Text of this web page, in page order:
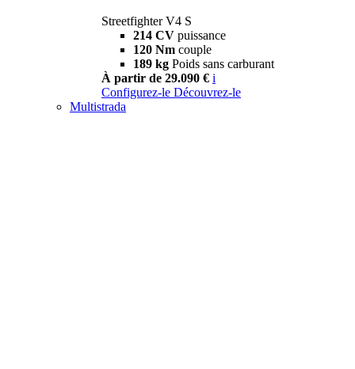
Streetfighter V4 S
214 CV puissance
120 Nm couple
189 kg Poids sans carburant
À partir de 29.090 € i
Configurez-le Découvrez-le
Multistrada